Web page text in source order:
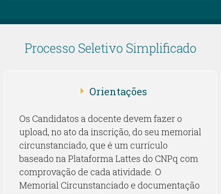
Processo Seletivo Simplificado
Orientações
Os Candidatos a docente devem fazer o
upload, no ato da inscrição, do seu memorial
circunstanciado, que é um currículo
baseado na Plataforma Lattes do CNPq com
comprovação de cada atividade. O
Memorial Circunstanciado e documentação